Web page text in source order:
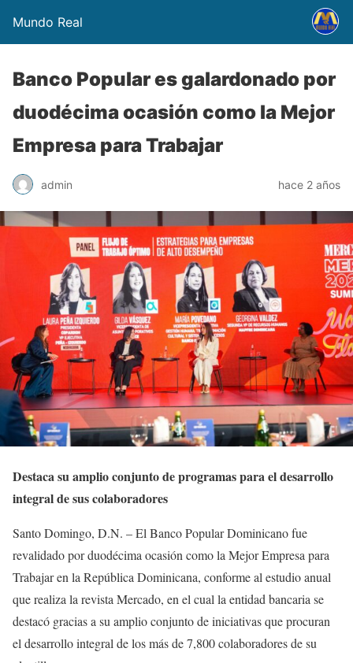
Mundo Real
Banco Popular es galardonado por
duodécima ocasión como la Mejor
Empresa para Trabajar
admin hace 2 años
Destaca su amplio conjunto de programas para el desarrollo
integral de sus colaboradores
Santo Domingo, D.N. – El Banco Popular Dominicano fue
revalidado por duodécima ocasión como la Mejor Empresa para
Trabajar en la República Dominicana, conforme al estudio anual
que realiza la revista Mercado, en el cual la entidad bancaria se
destacó gracias a su amplio conjunto de iniciativas que procuran
el desarrollo integral de los más de 7,800 colaboradores de su